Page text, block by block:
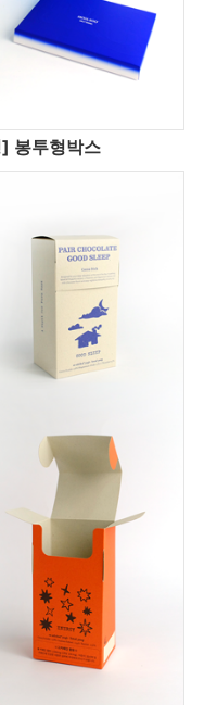
봉투형박스